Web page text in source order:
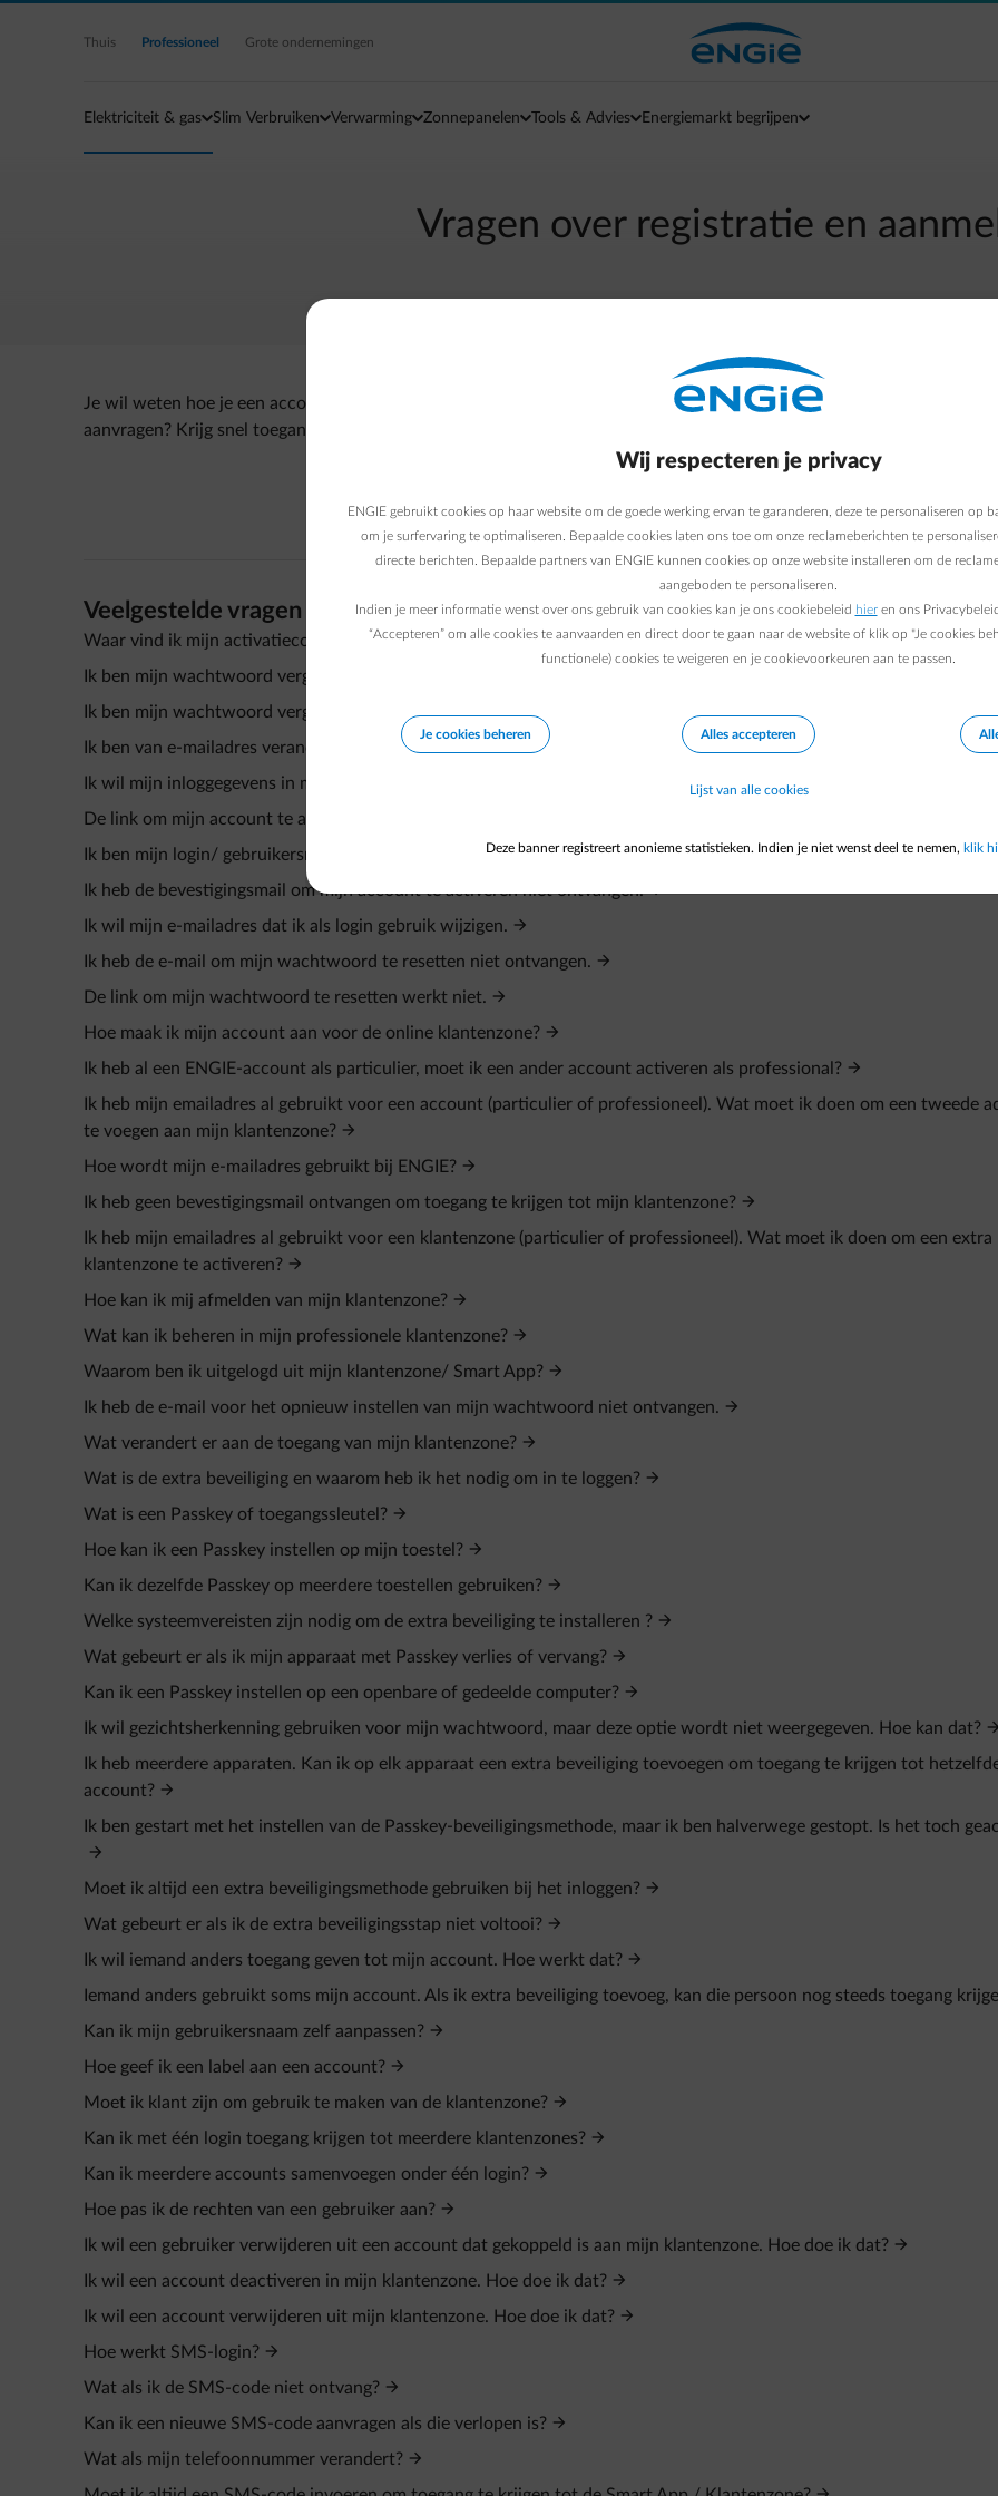
Ga naar de hoofdinhoud
Thuis Professioneel Grote ondernemingen
Elektriciteit & gas Slim Verbruiken Verwarming Zonnepanelen Tools & Advies Energiemarkt begrijpen
Vragen over registratie en
Je wil weten hoe je een account voor de ENGIE klantenzone aanmaakt, waar je kan inloggen of hoe je een nieuw
aanvragen? Krijg snel toegang tot je account en beheer gemakkelijk alles binnen de klantenzone.
Veelgestelde vragen
Waar vind ik mijn activatiecode en mijn klantnummer?
Ik ben mijn wachtwoord vergeten.
Ik ben mijn wachtwoord vergeten.
Ik ben van e-mailadres veranderd? Wijzigt mijn login dan mee?
Ik wil mijn inloggegevens in mijn klantenzone aanpassen.
De link om mijn account te activeren werkt niet.
Ik ben mijn login/ gebruikersnaam vergeten.
Ik heb de bevestigingsmail om mijn account te activeren niet ontvangen.
Ik wil mijn e-mailadres dat ik als login gebruik wijzigen.
Ik heb de e-mail om mijn wachtwoord te resetten niet ontvangen.
De link om mijn wachtwoord te resetten werkt niet.
Hoe maak ik mijn account aan voor de online klantenzone?
Ik heb al een ENGIE-account als particulier, moet ik een ander account activeren als professional?
Ik heb mijn emailadres al gebruikt voor een account (particulier of professioneel). Wat moet ik doen om een tweede
te voegen aan mijn klantenzone?
Hoe wordt mijn e-mailadres gebruikt bij ENGIE?
Ik heb geen bevestigingsmail ontvangen om toegang te krijgen tot mijn klantenzone?
Ik heb mijn emailadres al gebruikt voor een klantenzone (particulier of professioneel). Wat moet ik doen om een extra
klantenzone te activeren?
Hoe kan ik mij afmelden van mijn klantenzone?
Wat kan ik beheren in mijn professionele klantenzone?
Waarom ben ik uitgelogd uit mijn klantenzone/ Smart App?
Ik heb de e-mail voor het opnieuw instellen van mijn wachtwoord niet ontvangen.
Wat verandert er aan de toegang van mijn klantenzone?
Wat is de extra beveiliging en waarom heb ik het nodig om in te loggen?
Wat is een Passkey of toegangssleutel?
Hoe kan ik een Passkey instellen op mijn toestel?
Kan ik dezelfde Passkey op meerdere toestellen gebruiken?
Welke systeemvereisten zijn nodig om de extra beveiliging te installeren ?
Wat gebeurt er als ik mijn apparaat met Passkey verlies of vervang?
Kan ik een Passkey instellen op een openbare of gedeelde computer?
Ik wil gezichtsherkenning gebruiken voor mijn wachtwoord, maar deze optie wordt niet weergegeven. Hoe kan dat?
Ik heb meerdere apparaten. Kan ik op elk apparaat een extra beveiliging toevoegen om toegang te krijgen tot
account?
Ik ben gestart met het instellen van de Passkey-beveiligingsmethode, maar ik ben halverwege gestopt. Is het toch
Moet ik altijd een extra beveiligingsmethode gebruiken bij het inloggen?
Wat gebeurt er als ik de extra beveiligingsstap niet voltooi?
Ik wil iemand anders toegang geven tot mijn account. Hoe werkt dat?
Iemand anders gebruikt soms mijn account. Als ik extra beveiliging toevoeg, kan die persoon nog steeds toegang
Kan ik mijn gebruikersnaam zelf aanpassen?
Hoe geef ik een label aan een account?
Moet ik klant zijn om gebruik te maken van de klantenzone?
Kan ik met één login toegang krijgen tot meerdere klantenzones?
Kan ik meerdere accounts samenvoegen onder één login?
Hoe pas ik de rechten van een gebruiker aan?
Ik wil een gebruiker verwijderen uit een account dat gekoppeld is aan mijn klantenzone. Hoe doe ik dat?
Ik wil een account deactiveren in mijn klantenzone. Hoe doe ik dat?
Ik wil een account verwijderen uit mijn klantenzone. Hoe doe ik dat?
Hoe werkt SMS-login?
Wat als ik de SMS-code niet ontvang?
Kan ik een nieuwe SMS-code aanvragen als die verlopen is?
Wat als mijn telefoonnummer verandert?
Wij respecteren je privacy
ENGIE gebruikt cookies op haar website om de goede werking ervan te garanderen, deze te personaliseren op
om je surfervaring te optimaliseren. Bepaalde cookies laten ons toe om onze reclameberichten te
directe berichten. Bepaalde partners van ENGIE kunnen cookies op onze website installeren om de
aangeboden te personaliseren.
Indien je meer informatie wenst over ons gebruik van cookies kan je ons cookiebeleid hieren ons
“Accepteren” om alle cookies te aanvaarden en direct door te gaan naar de website of klik op "Je cookies
functionele) cookies te weigeren en je cookievoorkeuren aan te passen.
Je cookies beheren Alles accepteren
Lijst van alle cookies
Deze banner registreert anonieme statistieken. Indien je niet wenst deel te nemen, klik